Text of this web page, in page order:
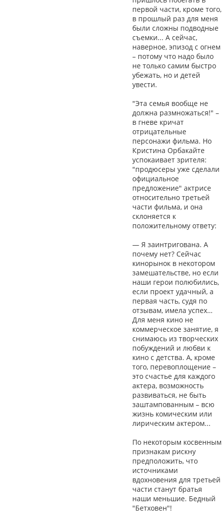
первой части, кроме того,
в прошлый раз для меня
были сложны подводные
съемки... А сейчас,
наверное, эпизод с огнем
– потому что надо было
не только самим быстро
убежать, но и детей
увести.
"Эта семья вообще не
должна размножаться!" –
в гневе кричат
отрицательные
персонажи фильма. Но
Кристина Орбакайте
успокаивает зрителя:
"продюсеры уже сделали
официальное
предложение" актрисе
относительно третьей
части фильма, и она
склоняется к
положительному ответу:
— Я заинтригована. А
почему нет? Сейчас
кинорынок в некотором
замешательстве, но если
наши герои полюбились,
если проект удачный, а
первая часть, судя по
отзывам, имела успех…
Для меня кино не
коммерческое занятие, я
снимаюсь из творческих
побуждений и любви к
кино с детства. А, кроме
того, перевоплощение –
это счастье для каждого
актера, возможность
развиваться, не быть
заштампованным – всю
жизнь комическим или
лирическим актером...
По некоторым косвенным
признакам рискну
предположить, что
источниками
вдохновения для третьей
части станут братья
наши меньшие. Бедный
"Бетховен"!